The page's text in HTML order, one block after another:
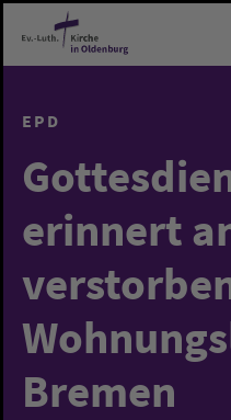
Zum Hauptinhalt springen
EPD
erinnert
Bremen